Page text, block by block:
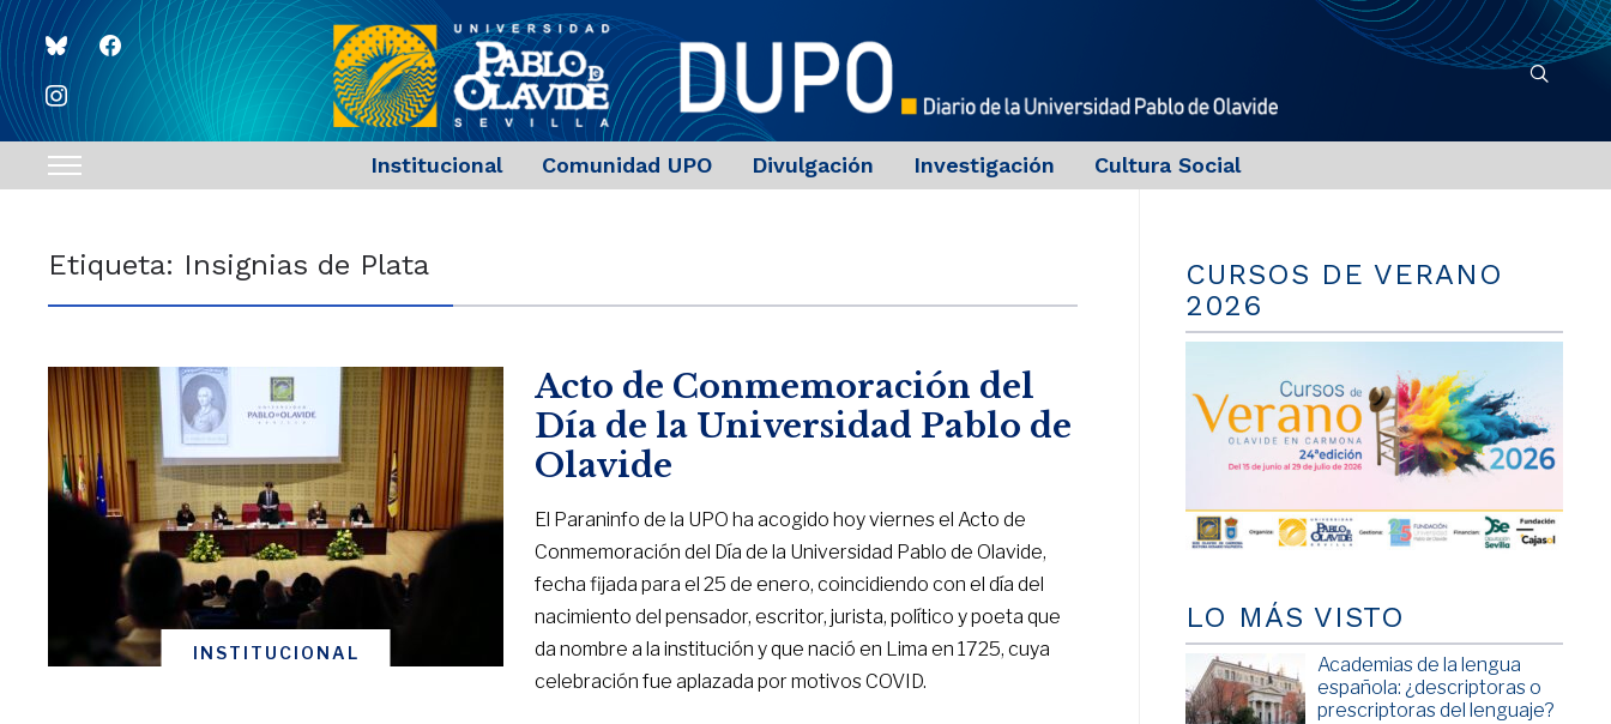
blueskyfacebook
instagram
Toggle
navigation
Institucional Comunidad UPO Divulgación Investigación Cultura Social
Etiqueta: Insignias de Plata
INSTITUCIONAL
Acto de Conmemoración del
Día de la Universidad Pablo de
Olavide
El Paraninfo de la UPO ha acogido hoy viernes el Acto de
Conmemoración del Día de la Universidad Pablo de Olavide,
fecha fijada para el 25 de enero, coincidiendo con el día del
nacimiento del pensador, escritor, jurista, político y poeta que
da nombre a la institución y que nació en Lima en 1725, cuya
celebración fue aplazada por motivos COVID.
CURSOS DE VERANO
2026
LO MÁS VISTO
Academias de la lengua
española: ¿descriptoras o
prescriptoras del lenguaje?